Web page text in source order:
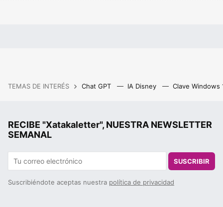
TEMAS DE INTERÉS Chat GPT IA Disney Clave Windows
RECIBE "Xatakaletter", NUESTRA NEWSLETTER
SEMANAL
SUSCRIBIR
Suscribiéndote aceptas nuestra política de privacidad